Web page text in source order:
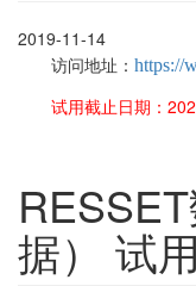
2019-11-14
访问地址： https://
试用截止日期：
据） 试用